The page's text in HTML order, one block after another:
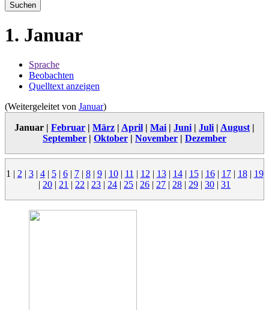
Suchen
1. Januar
Sprache
Beobachten
Quelltext anzeigen
(Weitergeleitet von Januar)
Januar | Februar | März | April | Mai | Juni | Juli | August |
September | Oktober | November | Dezember
1 | 2 | 3| 4| 5| 6| 7| 8| 9| 10| 11 | 12 | 13| 14| 15| 16| 17| 18| 19
| 20 | 21 | 22 | 23 | 24 | 25 | 26 | 27 | 28 | 29 | 30 | 31